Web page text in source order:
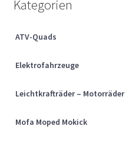
Vertrag widerrufen
Widerrufsbelehrung
Cart
Checkout
Kategorien
ATV-Quads
Elektrofahrzeuge
Leichtkrafträder – Motorräder
Mofa Moped Mokick